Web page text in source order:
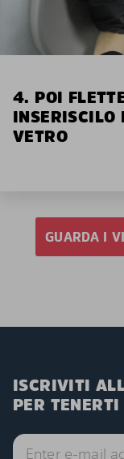
4. POI
INSERISCILO
VETRO
GUARDA I
ISCRIVITI
PER